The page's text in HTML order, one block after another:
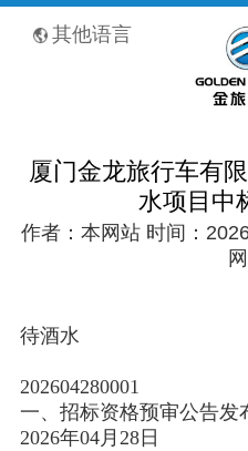
其他语言
厦门金龙旅行车有
水项目中
作者：本网站 时间：
项目名称
待酒水
项目编号
202604280001
一、招标资格预审公告发
2026年04月28日